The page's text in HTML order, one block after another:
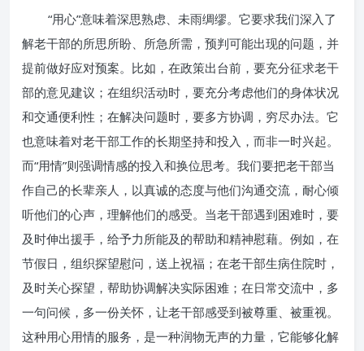
“用心”意味着深思熟虑、未雨绸缪。它要求我们深入了
解老干部的所思所盼、所急所需，预判可能出现的问题，并
提前做好应对预案。比如，在政策出台前，要充分征求老干
部的意见建议；在组织活动时，要充分考虑他们的身体状况
和交通便利性；在解决问题时，要多方协调，穷尽办法。它
也意味着对老干部工作的长期坚持和投入，而非一时兴起。
而“用情”则强调情感的投入和换位思考。我们要把老干部当
作自己的长辈亲人，以真诚的态度与他们沟通交流，耐心倾
听他们的心声，理解他们的感受。当老干部遇到困难时，要
及时伸出援手，给予力所能及的帮助和精神慰藉。例如，在
节假日，组织探望慰问，送上祝福；在老干部生病住院时，
及时关心探望，帮助协调解决实际困难；在日常交流中，多
一句问候，多一份关怀，让老干部感受到被尊重、被重视。
这种用心用情的服务，是一种润物无声的力量，它能够化解